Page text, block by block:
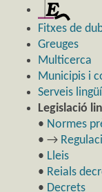
Fitxes de
Greuges
Multicerca
Municipis i
Serveis
Legislació
• Normes
• →
• Lleis
• Reials
• Decrets